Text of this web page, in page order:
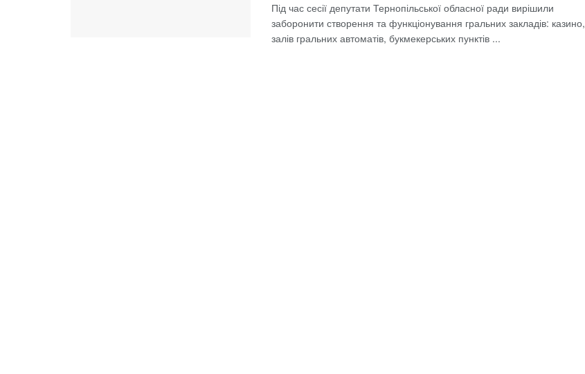
Під час сесії депутати Тернопільської обласної ради вирішили
заборонити створення та функціонування гральних закладів: казино,
залів гральних автоматів, букмекерських пунктів ...